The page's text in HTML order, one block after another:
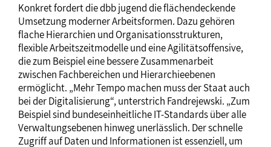
Konkret fordert die dbb jugend die flächendeckende
Umsetzung moderner Arbeitsformen. Dazu gehören
flache Hierarchien und Organisationsstrukturen,
flexible Arbeitszeitmodelle und eine Agilitätsoffensive,
die zum Beispiel eine bessere Zusammenarbeit
zwischen Fachbereichen und Hierarchieebenen
ermöglicht. „Mehr Tempo machen muss der Staat auch
bei der Digitalisierung“, unterstrich Fandrejewski. „Zum
Beispiel sind bundeseinheitliche IT-Standards über alle
Verwaltungsebenen hinweg unerlässlich. Der schnelle
Zugriff auf Daten und Informationen ist essenziell, um